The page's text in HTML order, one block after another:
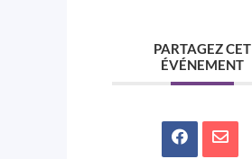
PARTAGEZ CET
ÉVÉNEMENT